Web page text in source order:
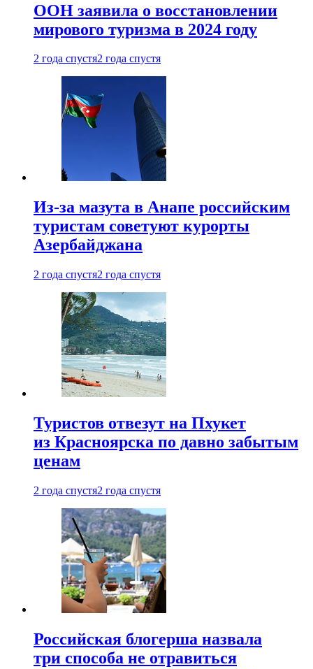
ООН заявила о восстановлении
мирового туризма в 2024 году
2 года спустя2 года спустя
Из-за мазута в Анапе российским
туристам советуют курорты
Азербайджана
2 года спустя2 года спустя
Туристов отвезут на Пхукет
из Красноярска по давно забытым
ценам
2 года спустя2 года спустя
Российская блогерша назвала
три способа не отравиться